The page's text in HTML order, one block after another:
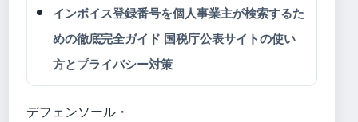
インボイス登録番号を個人事業主が検索するた
めの徹底完全ガイド 国税庁公表サイトの使い
方とプライバシー対策
デフェンソール・